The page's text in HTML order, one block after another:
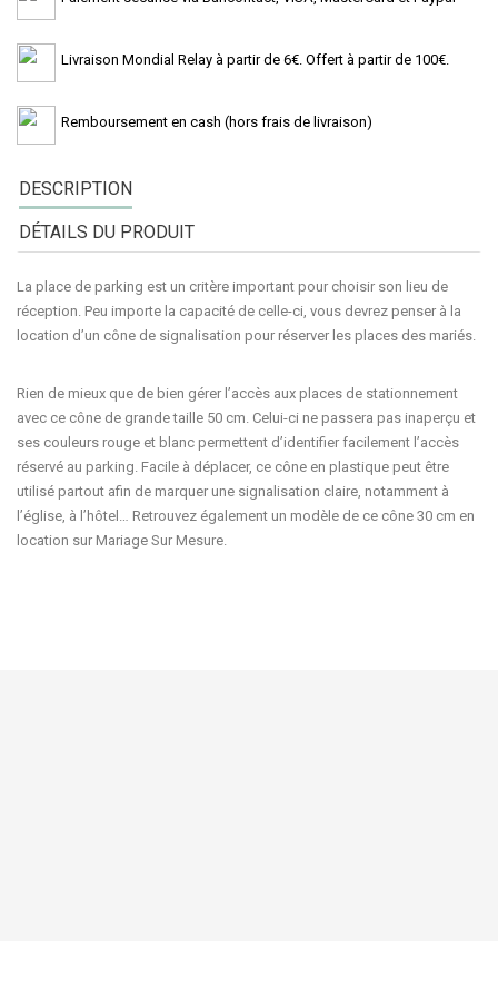
Livraison Mondial Relay à partir de 6€. Offert à partir de 100€.
Remboursement en cash (hors frais de livraison)
DESCRIPTION
DÉTAILS DU PRODUIT
La place de parking est un critère important pour choisir son lieu de
réception. Peu importe la capacité de celle-ci, vous devrez penser à la
location d’un cône de signalisation pour réserver les places des mariés.
Rien de mieux que de bien gérer l’accès aux places de stationnement
avec ce cône de grande taille 50 cm. Celui-ci ne passera pas inaperçu et
ses couleurs rouge et blanc permettent d’identifier facilement l’accès
réservé au parking. Facile à déplacer, ce cône en plastique peut être
utilisé partout afin de marquer une signalisation claire, notamment à
l’église, à l’hôtel… Retrouvez également un modèle de ce cône 30 cm en
location sur Mariage Sur Mesure.